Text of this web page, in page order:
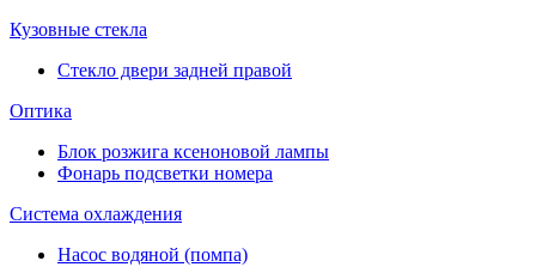
Кузовные стекла
Стекло двери задней правой
Оптика
Блок розжига ксеноновой лампы
Фонарь подсветки номера
Система охлаждения
Насос водяной (помпа)